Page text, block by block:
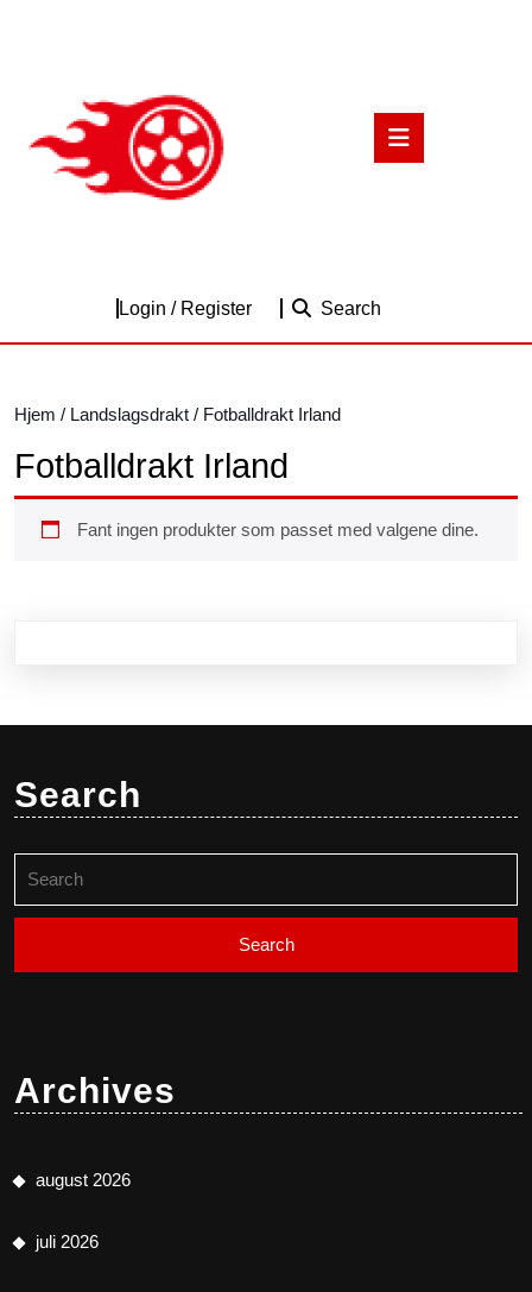
Login / RegisterLogin
Search
Hjem / Landslagsdrakt / Fotballdrakt Irland
Fotballdrakt Irland
Fant ingen produkter som passet med valgene dine.
Search
for:
Archives
august 2026
juli 2026